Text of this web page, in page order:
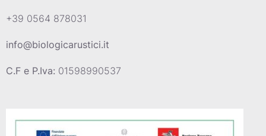
+39 0564 878031
info@biologicarustici.it
C.F e P.Iva: 01598990537